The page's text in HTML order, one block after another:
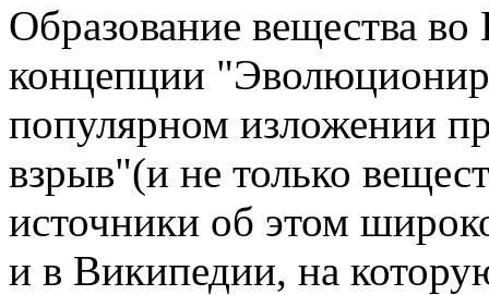
Образование вещества
концепции
популярном изложении
взрыв"(и не только
источники об этом
и в Википедии, на